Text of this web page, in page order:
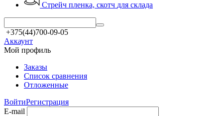
Стрейч пленка, скотч для склада
+375(44)700-09-05
Аккаунт
Мой профиль
Заказы
Список сравнения
Отложенные
ВойтиРегистрация
E-mail